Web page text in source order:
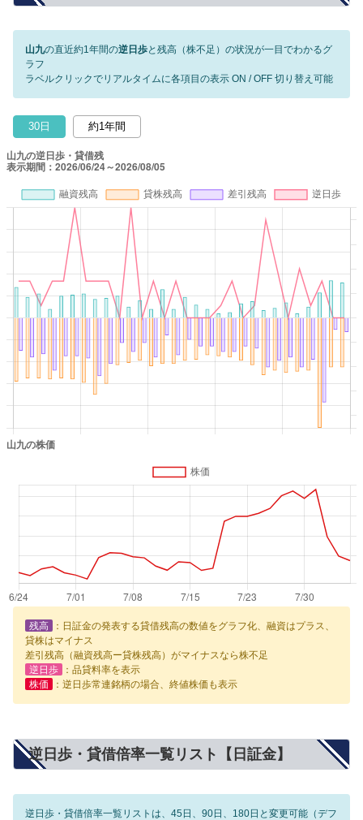
山九の直近約1年間の逆日歩と残高（株不足）の状況が一目でわかるグ
ラフ
ラベルクリックでリアルタイムに各項目の表示 ON / OFF 切り替え可能
30日 約1年間
残高
：日証金の発表する貸借残高の数値をグラフ化、融資はプラス、
貸株はマイナス
差引残高（融資残高ー貸株残高）がマイナスなら株不足
逆日歩
：品貸料率を表示
株価
：逆日歩常連銘柄の場合、終値株価も表示
逆日歩・貸借倍率一覧リスト【日証金】
逆日歩・貸借倍率一覧リストは、45日、90日、180日と変更可能（デフ